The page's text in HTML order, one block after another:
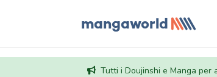
Tutti i Doujinshi e Manga